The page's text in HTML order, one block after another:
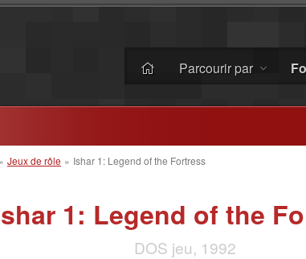
Parcourir par
» Jeux de rôle » Ishar 1: Legend of the Fortress
1: Legend of the
DOS jeu, 1992